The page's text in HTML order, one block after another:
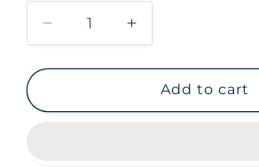
Decrease
quantity
for
Kino
Increase
quantity
for
Fokus
Kino
Add to cart